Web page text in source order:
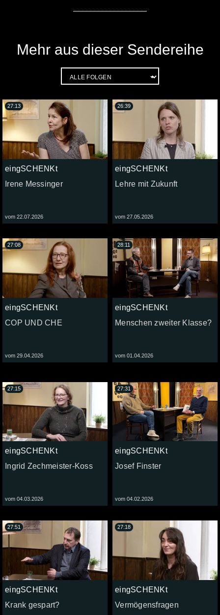
Mehr aus dieser Sendereihe
eingSCHENKt
Irene Messinger
vom 22.07.2026
27:13
eingSCHENKt
Lehre mit Zukunft
vom 27.05.2026
26:39
eingSCHENKt
COP UND CHE
vom 29.04.2026
27:08
eingSCHENKt
Menschen zweiter Klasse?
vom 01.04.2026
28:11
eingSCHENKt
Ingrid Zechmeister-Koss
vom 04.03.2026
27:15
eingSCHENKt
Josef Finster
vom 04.02.2026
27:31
eingSCHENKt
Krank gespart?
27:51
eingSCHENKt
Vermögensfragen
27:18